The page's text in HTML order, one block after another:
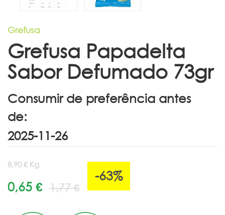
Grefusa
Grefusa Papadelta
Sabor Defumado 73gr
Consumir de preferência antes
de:
8,90 € Kg
0,65 € 1,77 €
-63%